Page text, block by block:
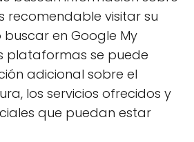
recomendable visitar su
en Google My
plataformas se puede
adicional sobre el
los servicios ofrecidos y
que puedan estar